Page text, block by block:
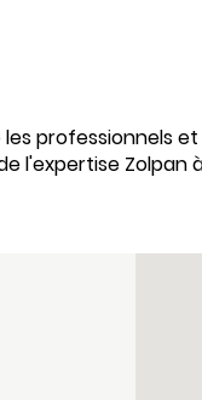
professionnels et
l'expertise Zolpan